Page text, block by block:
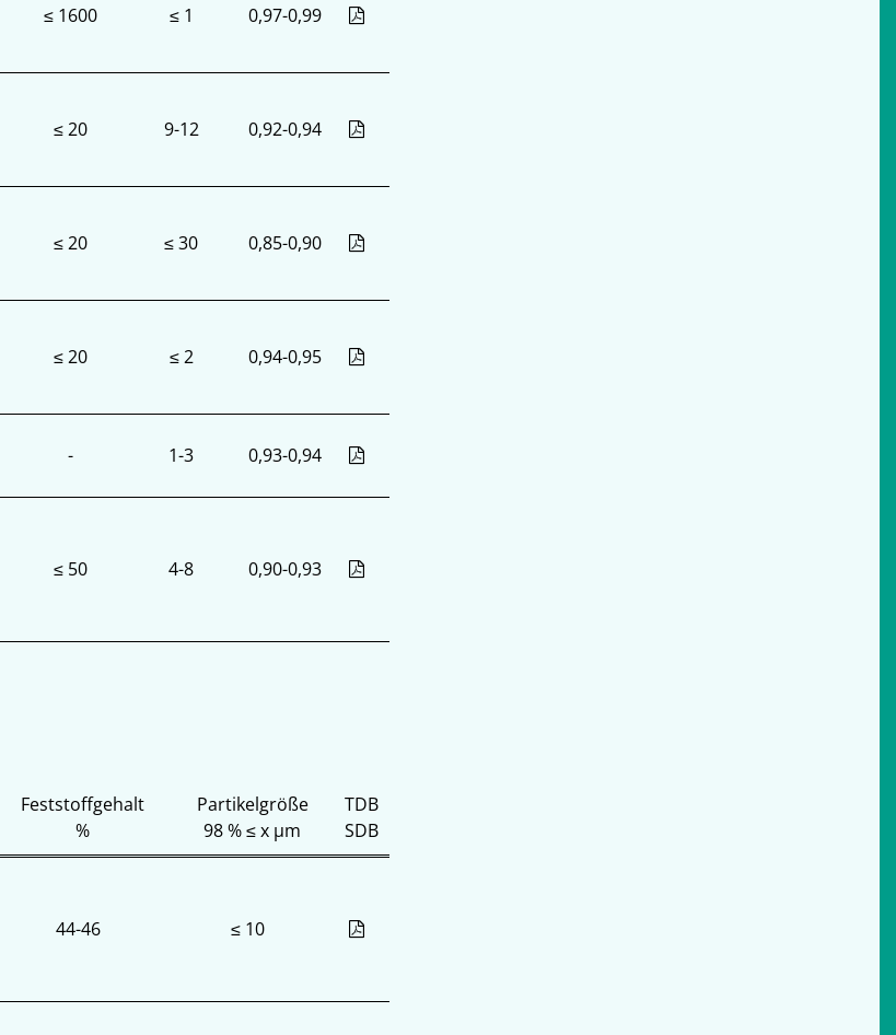
≤ 1600 ≤ 1 0,97-0,99
≤ 20 9-12 0,92-0,94
≤ 20 ≤ 30 0,85-0,90
≤ 20 ≤ 2 0,94-0,95
- 1-3 0,93-0,94
≤ 50 4-8 0,90-0,93
Feststoffgehalt
%
Partikelgröße
98 % ≤ x µm
TDB
SDB
44-46 ≤ 10